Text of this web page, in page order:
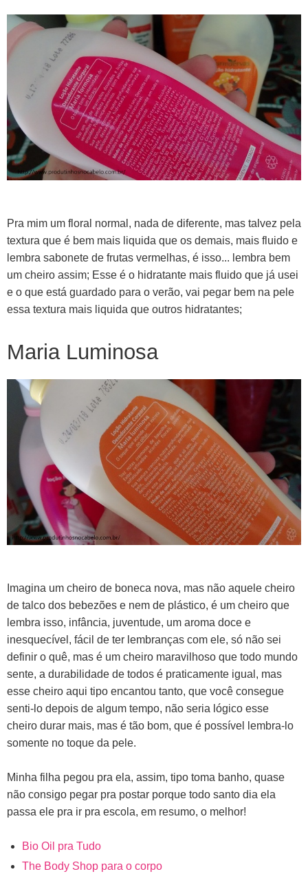
Pra mim um floral normal, nada de diferente, mas talvez pela
textura que é bem mais liquida que os demais, mais fluido e
lembra sabonete de frutas vermelhas, é isso... lembra bem
um cheiro assim; Esse é o hidratante mais fluido que já usei
e o que está guardado para o verão, vai pegar bem na pele
essa textura mais liquida que outros hidratantes;
Maria Luminosa
Imagina um cheiro de boneca nova, mas não aquele cheiro
de talco dos bebezões e nem de plástico, é um cheiro que
lembra isso, infância, juventude, um aroma doce e
inesquecível, fácil de ter lembranças com ele, só não sei
definir o quê, mas é um cheiro maravilhoso que todo mundo
sente, a durabilidade de todos é praticamente igual, mas
esse cheiro aqui tipo encantou tanto, que você consegue
senti-lo depois de algum tempo, não seria lógico esse
cheiro durar mais, mas é tão bom, que é possível lembra-lo
somente no toque da pele.
Minha filha pegou pra ela, assim, tipo toma banho, quase
não consigo pegar pra postar porque todo santo dia ela
passa ele pra ir pra escola, em resumo, o melhor!
Bio Oil pra Tudo
The Body Shop para o corpo